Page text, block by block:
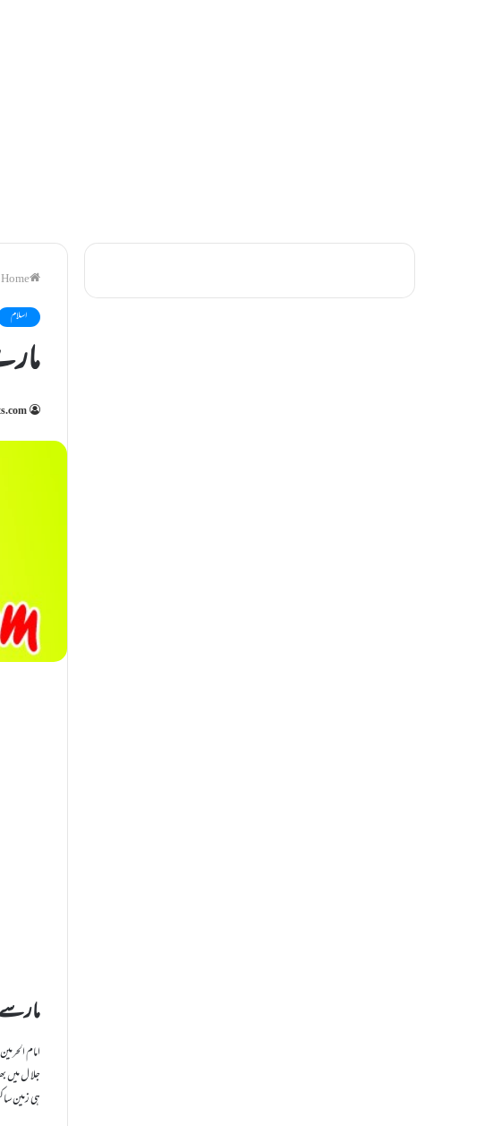
اسلام
امام
جلا ل میں
ہی زمین